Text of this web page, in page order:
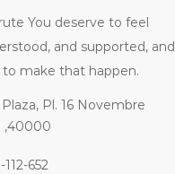
You deserve to feel
and supported, and
to make that happen.
Pl. 16 Novembre
,40000
112-652